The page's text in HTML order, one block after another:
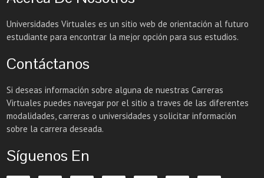
Universidades Virtuales es un sitio web de orientación al futuro
estudiante para encontrar la mejor opción para sus estudios.
Contáctanos
Si deseas información sobre alguna de nuestras Carreras
Virtuales puedes navegar por el sitio a traves de las diferentes
modalidades, carreras o universidades y solicitar información
sobre la carrera deseada.
Síguenos En